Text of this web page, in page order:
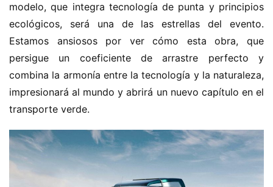
H
o
m
a
m
i
o
n
modelo, que integra tecnología de punta y principios
ecológicos, será una de las estrellas del evento.
Estamos ansiosos por ver cómo esta obra, que
persigue un coeficiente de arrastre perfecto y
combina la armonía entre la tecnología y la naturaleza,
impresionará al mundo y abrirá un nuevo capítulo en el
transporte verde.